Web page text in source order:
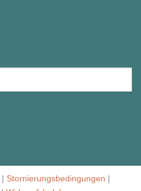
| Stornierungsbedingungen |